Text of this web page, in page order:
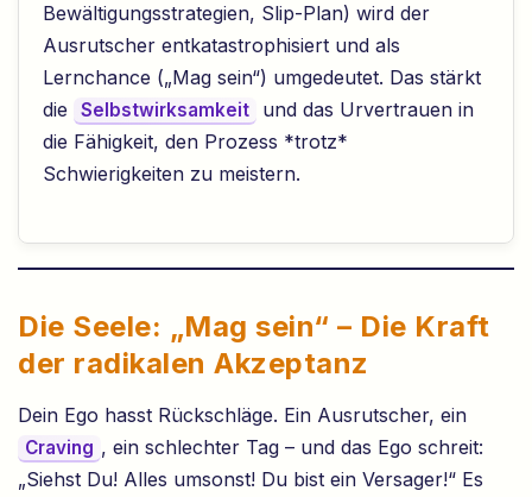
Bewältigungsstrategien, Slip-Plan) wird der
Ausrutscher entkatastrophisiert und als
Lernchance („Mag sein“) umgedeutet. Das stärkt
die
Selbstwirksamkeit
und das Urvertrauen in
die Fähigkeit, den Prozess *trotz*
Schwierigkeiten zu meistern.
Die Seele: „Mag sein“ – Die Kraft
der radikalen Akzeptanz
Dein Ego hasst Rückschläge. Ein Ausrutscher, ein
Craving , ein schlechter Tag – und das Ego schreit:
„Siehst Du! Alles umsonst! Du bist ein Versager!“ Es